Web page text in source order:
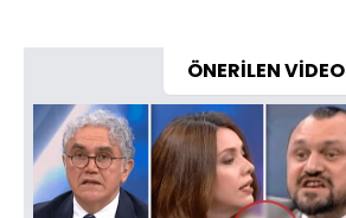
ÖNERİLEN VİDEO